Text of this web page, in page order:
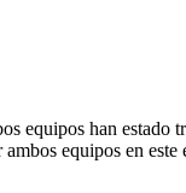
han estado
equipos en este